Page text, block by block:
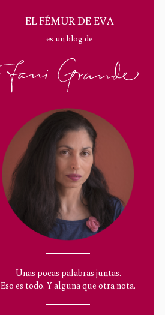
EL FÉMUR DE EVA
es un blog de
Unas pocas palabras juntas.
Eso es todo. Y alguna que otra nota.